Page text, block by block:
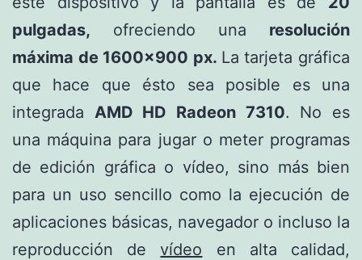
pulgadas, ofreciendo una resolución
máxima de 1600×900 px. La tarjeta gráfica
que hace que ésto sea posible es una
integrada AMD HD Radeon 7310. No es
una máquina para jugar o meter programas
de edición gráfica o vídeo, sino más bien
para un uso sencillo como la ejecución de
aplicaciones básicas, navegador o incluso la
reproducción devídeo en alta calidad,